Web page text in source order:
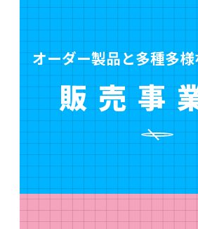
オーダー製品と多種多
販売事